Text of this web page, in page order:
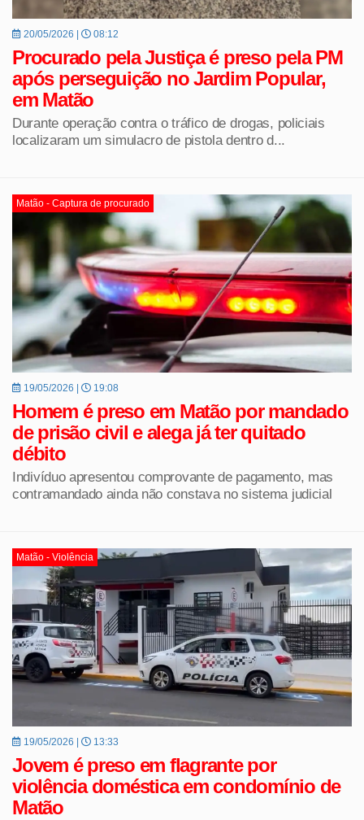
20/05/2026 | 08:12
Procurado pela Justiça é preso pela PM
após perseguição no Jardim Popular,
em Matão
Durante operação contra o tráfico de drogas, policiais
localizaram um simulacro de pistola dentro d...
Matão - Captura de procurado
19/05/2026 | 19:08
Homem é preso em Matão por mandado
de prisão civil e alega já ter quitado
débito
Indivíduo apresentou comprovante de pagamento, mas
contramandado ainda não constava no sistema judicial
Matão - Violência
19/05/2026 | 13:33
Jovem é preso em flagrante por
violência doméstica em condomínio de
Matão